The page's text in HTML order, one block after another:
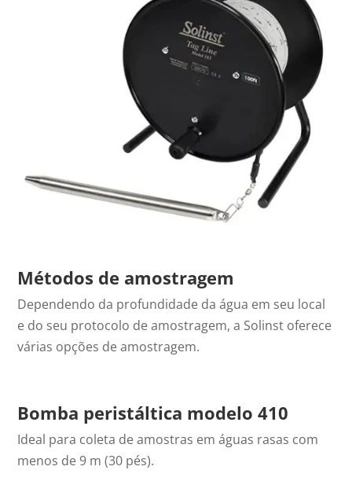
Métodos de amostragem
Dependendo da profundidade da água em seu local
e do seu protocolo de amostragem, a Solinst oferece
várias opções de amostragem.
Bomba peristáltica modelo 410
Ideal para coleta de amostras em águas rasas com
menos de 9 m (30 pés).